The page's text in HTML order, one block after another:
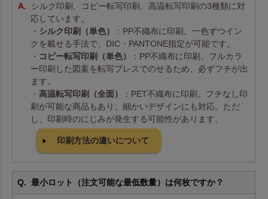
シルク印刷、コピー転写印刷、高温転写印刷の3種類に対
応しています。
・ シルク印刷（単色）
：PP不織布に印刷。一色ずつイン
クを載せる手法で、DIC・PANTONE指定が可能です。
・ コピー転写印刷（単色）
：PP不織布に印刷。フルカラ
ー印刷した図案を転写プレスでのせるため、必ずフチが出
ます。
・ 高温転写印刷（全面）
：PET不織布に印刷。フチなし印
刷が可能な商品もあり、細かいデザインにも対応。ただ
し、印刷時のにじみが発生する可能性があります。
印刷方法の違いについて
最小ロット（注文可能な最低数量）は何枚ですか？